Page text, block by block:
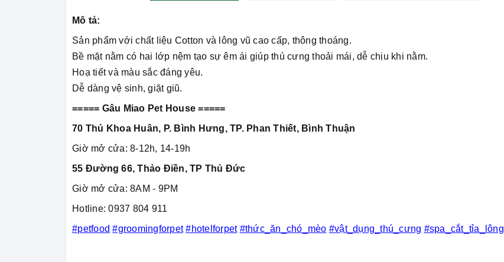
Mô tả:
Sản phẩm với chất liệu Cotton và lông vũ cao cấp, thông thoáng.
Bề mặt nằm có hai lớp nệm tạo sự êm ái giúp thú cưng thoải mái, dễ chịu khi nằm.
Hoạ tiết và màu sắc đáng yêu.
Dễ dàng vệ sinh, giặt giũ.
===== Gâu Miao Pet House =====
70 Thủ Khoa Huân, P. Bình Hưng, TP. Phan Thiết, Bình Thuận
Giờ mở cửa: 8-12h, 14-19h
55 Đường 66, Thảo Điền, TP Thủ Đức
Giờ mở cửa: 8AM - 9PM
Hotline: 0937 804 911
#petfood #groomingforpet #hotelforpet #thức_ăn_chó_mèo #vật_dụng_thú_cưng #spa_cắt_tỉa_lông